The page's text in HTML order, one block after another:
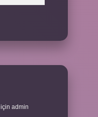
için admin